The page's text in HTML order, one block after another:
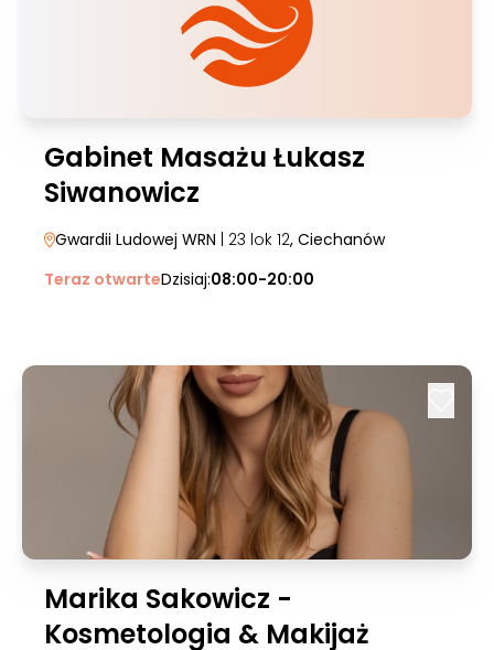
Gabinet Masażu Łukasz
Siwanowicz
Gwardii Ludowej WRN | 23 lok 12, Ciechanów
Teraz otwarteDzisiaj:08:00-20:00
Marika Sakowicz -
Kosmetologia & Makijaż